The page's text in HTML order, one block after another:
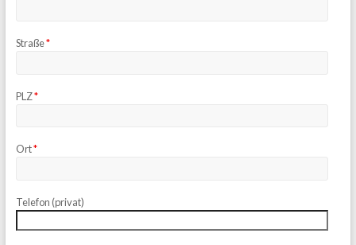
Straße*
PLZ*
Ort*
Telefon (privat)